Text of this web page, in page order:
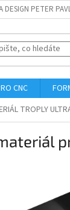
DESIGN PETER
CNC
TROPLY